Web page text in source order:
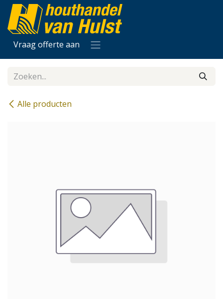
Overslaan naar inhoud
Vraag offerte aan
Alle producten